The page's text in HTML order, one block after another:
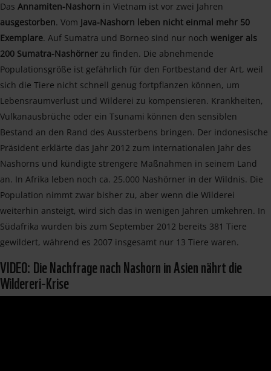
Das Annamiten-Nashorn in Vietnam ist vor zwei Jahren
ausgestorben. Vom Java-Nashorn leben nicht einmal mehr 50
Exemplare. Auf Sumatra und Borneo sind nur noch weniger als
200 Sumatra-Nashörner zu finden. Die abnehmende
Populationsgröße ist gefährlich für den Fortbestand der Art, weil
sich die Tiere nicht schnell genug fortpflanzen können, um
Lebensraumverlust und Wilderei zu kompensieren. Krankheiten,
Vulkanausbrüche oder ein Tsunami können den sensiblen
Bestand an den Rand des Aussterbens bringen. Der indonesische
Präsident erklärte das Jahr 2012 zum internationalen Jahr des
Nashorns und kündigte strengere Maßnahmen in seinem Land
an. In Afrika leben noch ca. 25.000 Nashörner in der Wildnis. Die
Population nimmt zwar bisher zu, aber wenn die Wilderei
weiterhin ansteigt, wird sich das in wenigen Jahren umkehren. In
Südafrika wurden bis zum September 2012 bereits 381 Tiere
gewildert, während es 2007 insgesamt nur 13 Tiere waren.
VIDEO: Die Nachfrage nach Nashorn in Asien nährt die
Wildereri-Krise